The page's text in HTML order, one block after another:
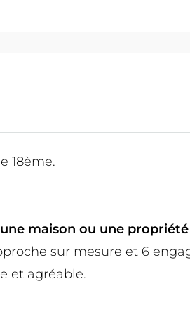
18ème.
maison ou une propriété
sur mesure et 6
et agréable.